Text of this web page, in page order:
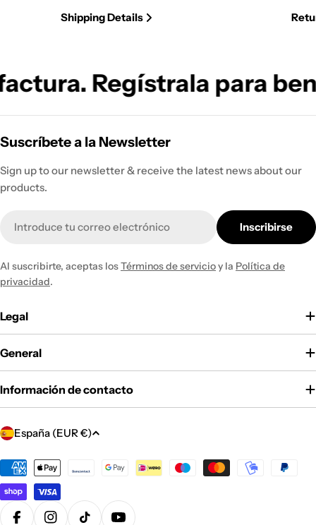
Shipping Details
Regístrala para
Suscríbete a la Newsletter
Sign up to our newsletter & receive the latest news about our
products.
electrónico
Inscribirse
Al suscribirte, aceptas losTérminos de servicioy la Política de
privacidad.
Legal
General
Información de contacto
P
í
s
/
España (EUR €)
Métodos
de
pago